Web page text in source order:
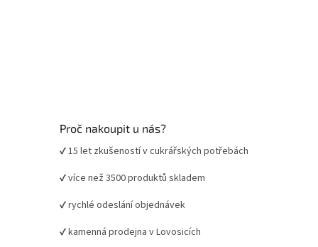
Proč nakoupit u nás?
✔ 15 let zkušeností v cukrářských potřebách
✔ více než 3500 produktů skladem
✔ rychlé odeslání objednávek
✔ kamenná prodejna v Lovosicích